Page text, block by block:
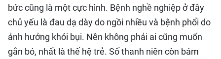
bức cũng là một cực hình. Bệnh nghề nghiệp ở đây
chủ yếu là đau dạ dày do ngồi nhiều và bệnh phổi do
ảnh hưởng khói bụi. Nên không phải ai cũng muốn
gắn bó, nhất là thế hệ trẻ. Số thanh niên còn bám